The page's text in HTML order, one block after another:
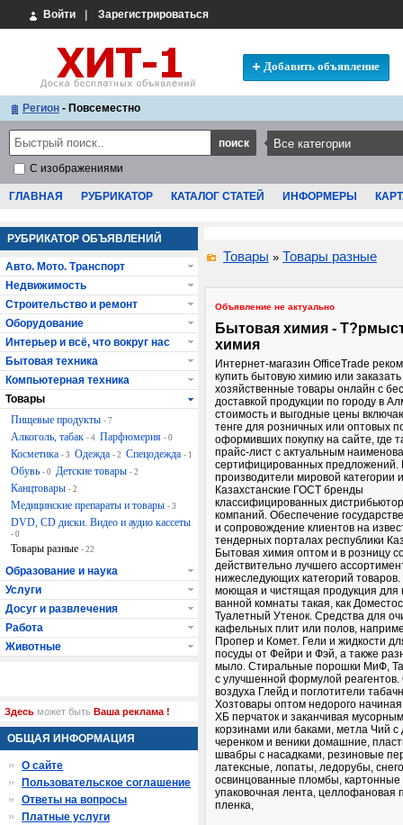
Войти Зарегистрироваться
Добавить объявление
Регион - Повсеместно
С изображениями
ГЛАВНАЯ РУБРИКАТОР КАТАЛОГ СТАТЕЙ ИНФОРМЕРЫ
Товары » Товары разные
Объявление не актуально
Бытовая химия -
химия
Интернет-магазин OfficeTrade
купить бытовую химию или заказать
хозяйственные товары онлайн с
доставкой продукции по городу в
стоимость и выгодные цены
тенге для розничных или оптовых
оформивших покупку на сайте, где
прайс-лист с актуальным
сертифицированных
производители мировой категории и
Казахстанские ГОСТ бренды
классифицированных
компаний. Обеспечение
и сопровождение клиентов на
тендерных порталах республики
Бытовая химия оптом и в розницу
действительно лучшего
нижеследующих категорий
моющая и чистящая продукция для
ванной комнаты такая, как
Туалетный Утенок. Средства для
кафельных плит или полов,
Пропер и Комет. Гели и жидкости
посуды от Фейри и Фэй, а также
мыло. Стиральные порошки МиФ,
с улучшенной формулой
воздуха Глейд и поглотители
Хозтовары оптом недорого
ХБ перчаток и заканчивая
корзинами или баками, метла Чий
черенком и веники домашние,
швабры с насадками, резиновые
латексные, лопаты, ледорубы,
освинцованные пломбы, картонные
упаковочная лента, целлофановая
пленка,
РУБРИКАТОР ОБЪЯВЛЕНИЙ
Авто. Мото. Транспорт
Недвижимость
Строительство и ремонт
Оборудование
Интерьер и всё, что вокруг нас
Бытовая техника
Компьютерная техника
Товары
Пищевые продукты - 7
Алкоголь, табак - 4 Парфюмерия - 0
Косметика - 3 Одежда - 2 Спецодежда - 1
Обувь - 0 Детские товары - 2
Канцтовары - 2
Медицинские препараты и товары - 3
DVD, CD диски. Видео и аудио кассеты
- 0
Товары разные - 22
Образование и наука
Услуги
Досуг и развлечения
Работа
Животные
Здесь может быть Ваша реклама !
ОБЩАЯ ИНФОРМАЦИЯ
О сайте
Пользовательское соглашение
Ответы на вопросы
Платные услуги